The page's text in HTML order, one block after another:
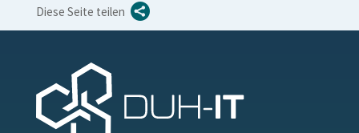

Diese Seite teilen